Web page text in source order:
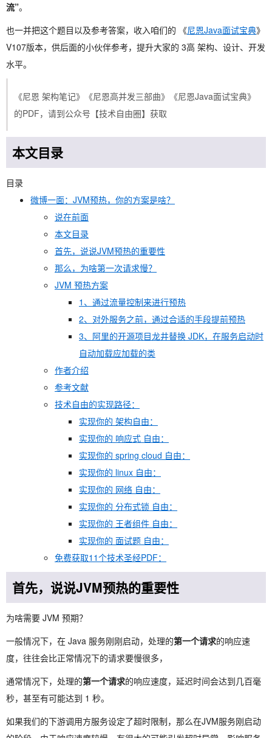
流”。
也一并把这个题目以及参考答案，收入咱们的 《尼恩Java面试宝典》
V107版本，供后面的小伙伴参考，提升大家的 3高 架构、设计、开发
水平。
《尼恩 架构笔记》《尼恩高并发三部曲》《尼恩Java面试宝典》
的PDF，请到公众号【技术自由圈】获取
本文目录
目录
微博一面：JVM预热，你的方案是啥？
说在前面
本文目录
首先，说说JVM预热的重要性
那么，为啥第一次请求慢？
JVM 预热方案
1、通过流量控制来进行预热
2、对外服务之前，通过合适的手段提前预热
3、阿里的开源项目龙井替换 JDK，在服务启动时
自动加载应加载的类
作者介绍
参考文献
技术自由的实现路径：
实现你的 架构自由：
实现你的 响应式 自由：
实现你的 spring cloud 自由：
实现你的 linux 自由：
实现你的 网络 自由：
实现你的 分布式锁 自由：
实现你的 王者组件 自由：
实现你的 面试题 自由：
免费获取11个技术圣经PDF：
首先，说说JVM预热的重要性
为啥需要 JVM 预期？
一般情况下，在 Java 服务刚刚启动，处理的第一个请求的响应速
度，往往会比正常情况下的请求要慢很多，
通常情况下，处理的第一个请求的响应速度，延迟时间会达到几百毫
秒，甚至有可能达到 1 秒。
如果我们的下游调用方服务设定了超时限制，那么在JVM服务刚启动